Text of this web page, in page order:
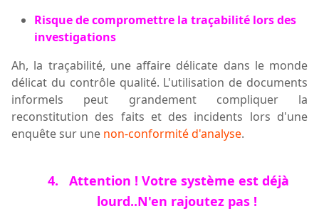
Risque de compromettre la traçabilité lors des
investigations
Ah, la traçabilité, une affaire délicate dans le monde
délicat du contrôle qualité. L'utilisation de documents
informels peut grandement compliquer la
reconstitution des faits et des incidents lors d'une
enquête sur une non-conformité d'analyse.
4.
Attention ! Votre système est déjà
lourd..N'en rajoutez pas !